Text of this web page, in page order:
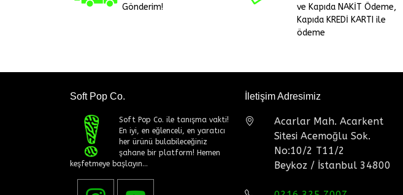
Gönderim!
ve Kapıda NAKİT Ödeme,
Kapıda KREDİ KARTI ile
ödeme
Soft Pop Co.
Soft Pop Co. ile tanışma vakti!
En iyi, en eğlenceli, en yaratıcı
her ürünü bulabileceğiniz
şahane bir platform! Hemen
keşfetmeye başlayın...
İletişim Adresimiz
Acarlar Mah. Acarkent
Sitesi Acemoğlu Sok.
No:10/2 T11/2
Beykoz / İstanbul 34800